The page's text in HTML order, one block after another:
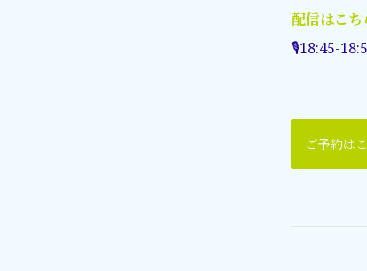
配信はこち
🎙️18:45-
ご予約は